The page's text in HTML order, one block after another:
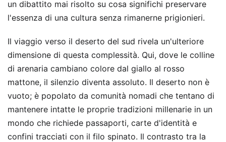
un dibattito mai risolto su cosa significhi preservare
l'essenza di una cultura senza rimanerne prigionieri.
Il viaggio verso il deserto del sud rivela un'ulteriore
dimensione di questa complessità. Qui, dove le colline
di arenaria cambiano colore dal giallo al rosso
mattone, il silenzio diventa assoluto. Il deserto non è
vuoto; è popolato da comunità nomadi che tentano di
mantenere intatte le proprie tradizioni millenarie in un
mondo che richiede passaporti, carte d'identità e
confini tracciati con il filo spinato. Il contrasto tra la